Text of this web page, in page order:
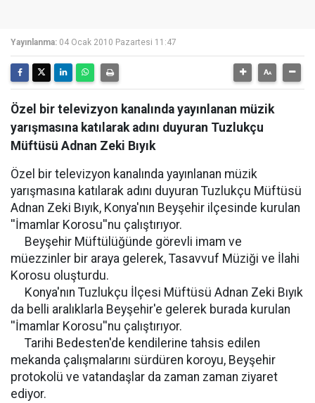
Yayınlanma: 04 Ocak 2010 Pazartesi 11:47
Özel bir televizyon kanalında yayınlanan müzik
yarışmasına katılarak adını duyuran Tuzlukçu
Müftüsü Adnan Zeki Bıyık
Özel bir televizyon kanalında yayınlanan müzik
yarışmasına katılarak adını duyuran Tuzlukçu Müftüsü
Adnan Zeki Bıyık, Konya'nın Beyşehir ilçesinde kurulan
''İmamlar Korosu''nu çalıştırıyor.
Beyşehir Müftülüğünde görevli imam ve
müezzinler bir araya gelerek, Tasavvuf Müziği ve İlahi
Korosu oluşturdu.
Konya'nın Tuzlukçu İlçesi Müftüsü Adnan Zeki Bıyık
da belli aralıklarla Beyşehir'e gelerek burada kurulan
''İmamlar Korosu''nu çalıştırıyor.
Tarihi Bedesten'de kendilerine tahsis edilen
mekanda çalışmalarını sürdüren koroyu, Beyşehir
protokolü ve vatandaşlar da zaman zaman ziyaret
ediyor.